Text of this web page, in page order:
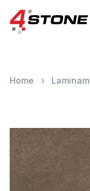
Home Laminam